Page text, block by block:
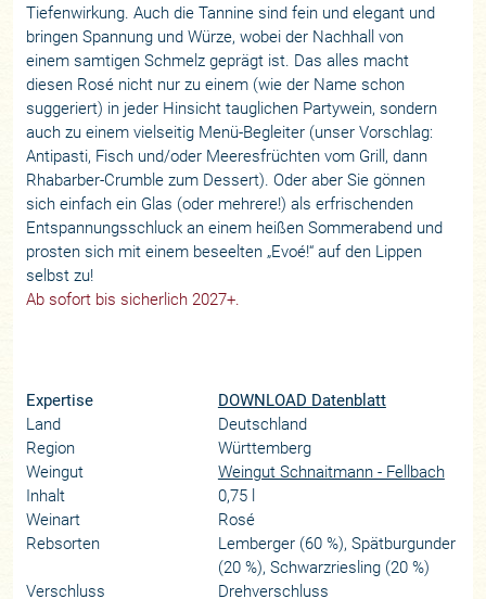
Tiefenwirkung. Auch die Tannine sind fein und elegant und
bringen Spannung und Würze, wobei der Nachhall von
einem samtigen Schmelz geprägt ist. Das alles macht
diesen Rosé nicht nur zu einem (wie der Name schon
suggeriert) in jeder Hinsicht tauglichen Partywein, sondern
auch zu einem vielseitig Menü-Begleiter (unser Vorschlag:
Antipasti, Fisch und/oder Meeresfrüchten vom Grill, dann
Rhabarber-Crumble zum Dessert). Oder aber Sie gönnen
sich einfach ein Glas (oder mehrere!) als erfrischenden
Entspannungsschluck an einem heißen Sommerabend und
prosten sich mit einem beseelten „Evoé!“ auf den Lippen
selbst zu!
Ab sofort bis sicherlich 2027+.
Expertise
DOWNLOAD Datenblatt
Land
Deutschland
Region
Württemberg
Weingut
Weingut Schnaitmann - Fellbach
Inhalt
0,75 l
Weinart
Rosé
Rebsorten
Lemberger (60 %), Spätburgunder
(20 %), Schwarzriesling (20 %)
Verschluss
Drehverschluss